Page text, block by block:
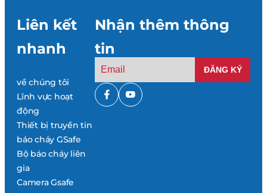
Liên kết
nhanh
về chúng tôi
Lĩnh vực hoạt
động
Thiết bị truyền tin
báo cháy GSafe
Bộ báo cháy liên
gia
Camera Gsafe
Nhận thêm thông
tin